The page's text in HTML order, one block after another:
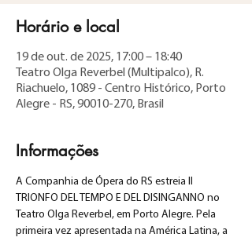
Horário e local
19 de out. de 2025, 17:00 – 18:40
Teatro Olga Reverbel (Multipalco), R.
Riachuelo, 1089 - Centro Histórico, Porto
Alegre - RS, 90010-270, Brasil
Informações
A Companhia de Ópera do RS estreia Il
TRIONFO DEL TEMPO E DEL DISINGANNO no
Teatro Olga Reverbel, em Porto Alegre. Pela
primeira vez apresentada na América Latina, a